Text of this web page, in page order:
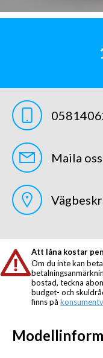
Maila oss
Att låna kostar
Om du inte kan
bostad, teckna
budget- och
finns på